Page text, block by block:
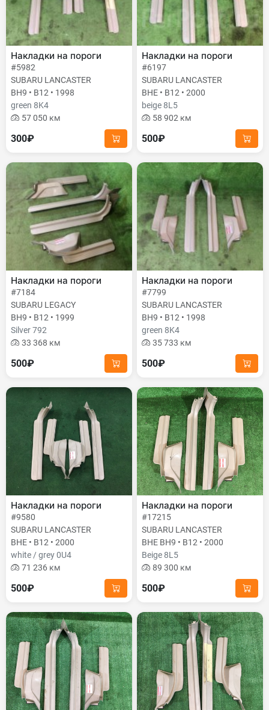
Накладки на пороги
#5982
SUBARU LANCASTER
BH9 • B12 • 1998
green 8K4
57 050 км
300₽
Накладки на пороги
#6197
SUBARU LANCASTER
BHE • B12 • 2000
beige 8L5
58 902 км
500₽
Накладки на пороги
#7184
SUBARU LEGACY
BH9 • B12 • 1999
Silver 792
33 368 км
500₽
Накладки на пороги
#7799
SUBARU LANCASTER
BH9 • B12 • 1998
green 8K4
35 733 км
500₽
Накладки на пороги
#9580
SUBARU LANCASTER
BHE • B12 • 2000
white / grey 0U4
71 236 км
500₽
Накладки на пороги
#17215
SUBARU LANCASTER
BHE BH9 • B12 • 2000
Beige 8L5
89 300 км
500₽